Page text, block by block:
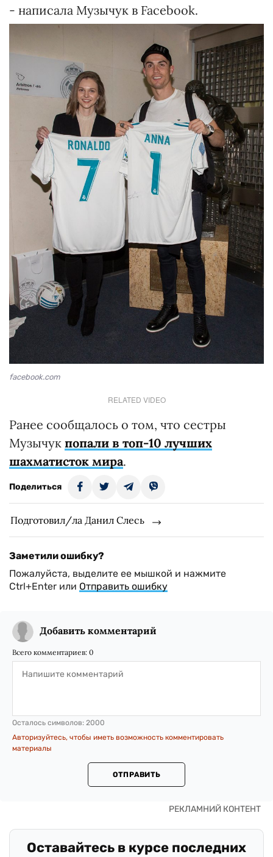
- написала Музычук в Facebook.
facebook.com
RELATED VIDEO
Ранее сообщалось о том, что сестры
Музычук попали в топ-10 лучших
шахматисток мира.
Поделиться
Подготовил/ла Данил Слесь
Заметили ошибку?
Пожалуйста, выделите ее мышкой и нажмите
Ctrl+Enter или Отправить ошибку
Добавить комментарий
Всего комментариев: 0
Осталось символов: 2000
Авторизуйтесь, чтобы иметь возможность комментировать
материалы
ОТПРАВИТЬ
Оставайтесь в курсе последних